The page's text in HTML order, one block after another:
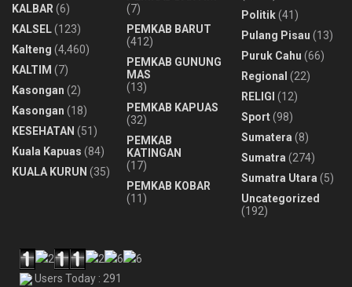
KALBAR (6)
KALSEL(123)
Kalteng (4,460)
KALTIM (7)
Kasongan (2)
Kasongan (18)
KESEHATAN (51)
Kuala Kapuas (84)
KUALA KURUN (35)
(7)
PEMKAB BARUT
(412)
PEMKAB GUNUNG
MAS
(13)
PEMKAB KAPUAS
(32)
PEMKAB
KATINGAN
(17)
PEMKAB KOBAR
(11)
Politik(41)
Pulang Pisau (13)
Puruk Cahu (66)
Regional (22)
RELIGI (12)
Sport(98)
Sumatera (8)
Sumatra (274)
Sumatra Utara (5)
Uncategorized
(192)
Users Today : 291